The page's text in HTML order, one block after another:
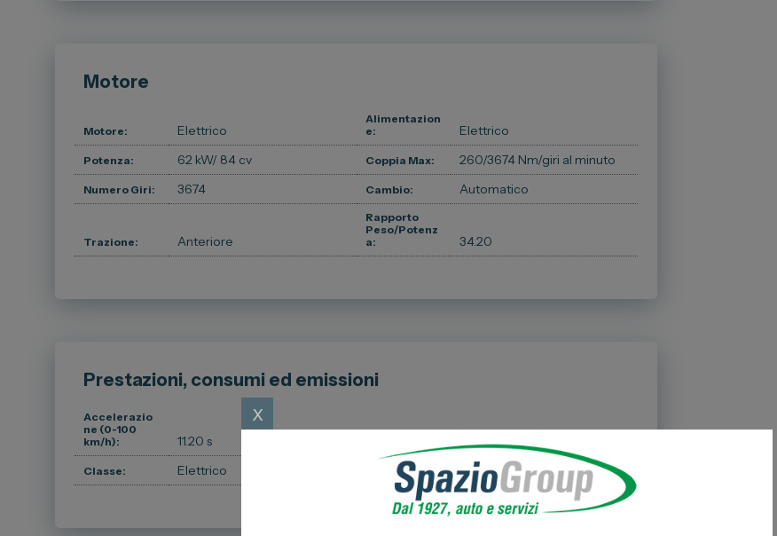
Motore
Motore: Elettrico
Alimentazion
e:
Elettrico
Potenza: 62 kW/ 84 cv Coppia Max: 260/3674 Nm/giri al minuto
Numero Giri: 3674 Cambio: Automatico
Trazione: Anteriore
Rapporto
Peso/Potenz
a:
34.20
Prestazioni, consumi ed emissioni
Accelerazio
ne (0-100
km/h):
11.20 s 135 km/h
Classe: Elettrico
x